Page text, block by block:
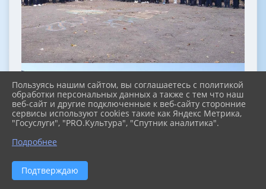
Пользуясь нашим сайтом, вы соглашаетесь с политикой
обработки персональных данных а также с тем что наш
веб-сайт и другие подключенные к веб-сайту сторонние
сервисы используют cookies такие как Яндекс Метрика,
"Госуслуги", "PRO.Культура", "Спутник аналитика".
Подробнее
Подтверждаю